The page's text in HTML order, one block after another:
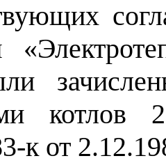
котлов
к от